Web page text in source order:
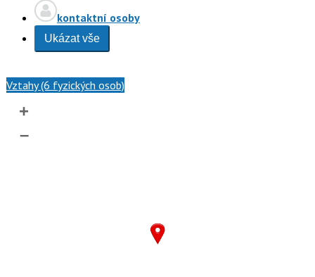
kontaktní osoby
Ukázat vše
Vztahy (6 fyzických osob)
+
–